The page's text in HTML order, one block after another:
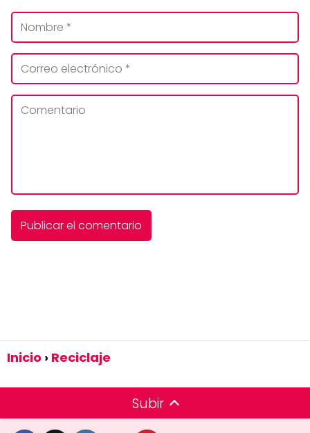
Inicio Reciclaje
Subir